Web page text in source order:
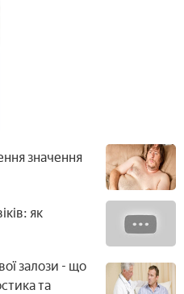
значення
як
залози - що
та